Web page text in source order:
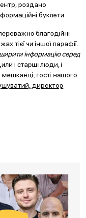
роздано
буклети.
благодійні
тієї чи іншої парафії.
інформацію серед
і старші люди, і
мешканці, гості нашого
директор